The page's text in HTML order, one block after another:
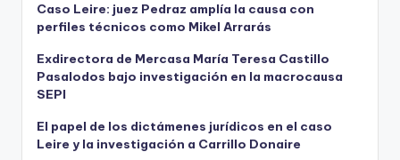
Caso Leire: juez Pedraz amplía la causa con
perfiles técnicos como Mikel Arrarás
Exdirectora de Mercasa María Teresa Castillo
Pasalodos bajo investigación en la macrocausa
SEPI
El papel de los dictámenes jurídicos en el caso
Leire y la investigación a Carrillo Donaire